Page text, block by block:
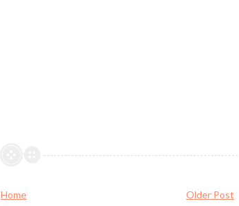
Older Post
Home